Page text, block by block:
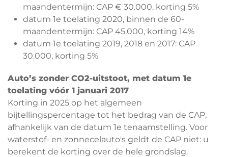
maandentermijn: CAP € 30.000, korting 5%
datum 1e toelating 2020, binnen de 60-
maandentermijn: CAP 45.000, korting 14%
datum 1e toelating 2019, 2018 en 2017: CAP
30.000, korting 5%
Auto’s zonder CO2-uitstoot, met datum 1e
toelating vóór 1 januari 2017
Korting in 2025 op het algemeen
bijtellingspercentage tot het bedrag van de CAP,
afhankelijk van de datum 1e tenaamstelling. Voor
waterstof- en zonnecelauto's geldt de CAP niet: u
berekent de korting over de hele grondslag.